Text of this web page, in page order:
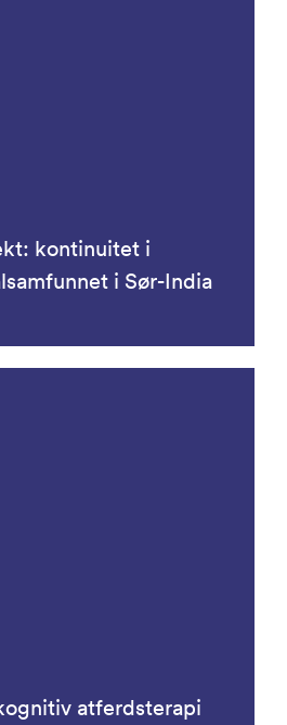
kontinuitet i
i Sør-India
atferdsterapi